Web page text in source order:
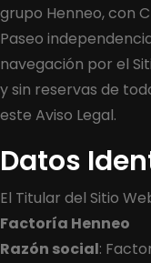
grupo Henneo, con
Paseo
navegación por el
y sin reservas de
este Aviso Legal.
Datos
El Titular del Sitio
Factoría Henneo
Razón social: